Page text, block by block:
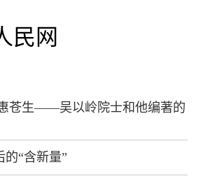
民网
苍生——吴以岭院士和他编著的
“含新量”